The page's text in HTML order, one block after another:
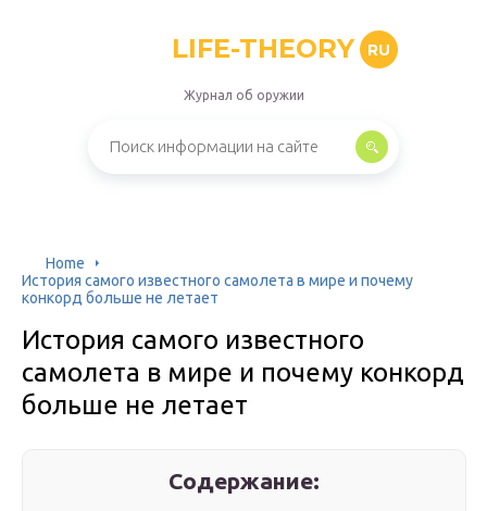
LIFE-THEORY RU
Журнал об оружии
Home
История самого известного самолета в мире и почему
конкорд больше не летает
История самого известного
самолета в мире и почему конкорд
больше не летает
Содержание: